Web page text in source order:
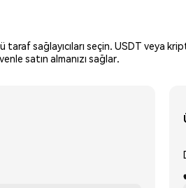
sağlayıcıları seçin. USDT veya
satın almanızı sağlar.